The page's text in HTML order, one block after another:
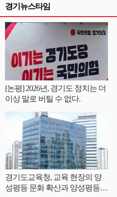
경기뉴스타임
[논평] 2026년, 경기도 정치는 더
이상 말로 버틸 수 없다.
경기도교육청, 교육 현장의 양
성평등 문화 확산과 양성평등